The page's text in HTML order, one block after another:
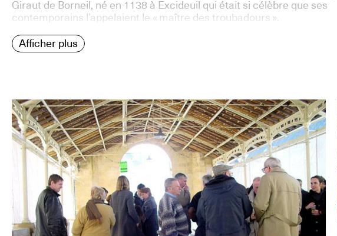
Giraut de Borneil, né en 1138 à Excideuil qui était si célèbre que ses
contemporains l’appelaient le « maître des troubadours ».
Afficher plus